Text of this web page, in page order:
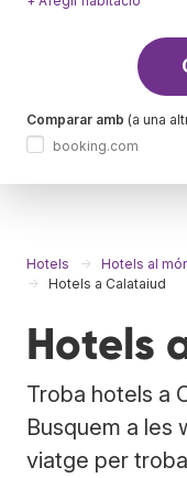
Comparar amb (a una
booking.com
Hotels Hotels al
Hotels a Calataiud
Hotels
Troba hotels a
Busquem a les
viatge per